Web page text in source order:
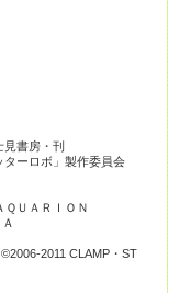
書房・刊
ーロボ」製作委員会
ＵＡＲＩＯＮ
2011 CLAMP・ST